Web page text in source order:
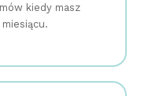
kiedy masz